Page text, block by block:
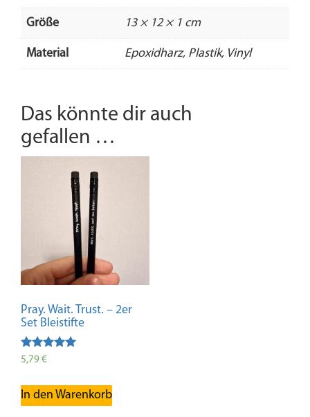
Größe 13 × 12 × 1 cm
Material Epoxidharz, Plastik, Vinyl
Das könnte dir auch
gefallen …
Pray. Wait. Trust. – 2er
Set Bleistifte
Bewertet mit
5,79€
In den Warenkorb